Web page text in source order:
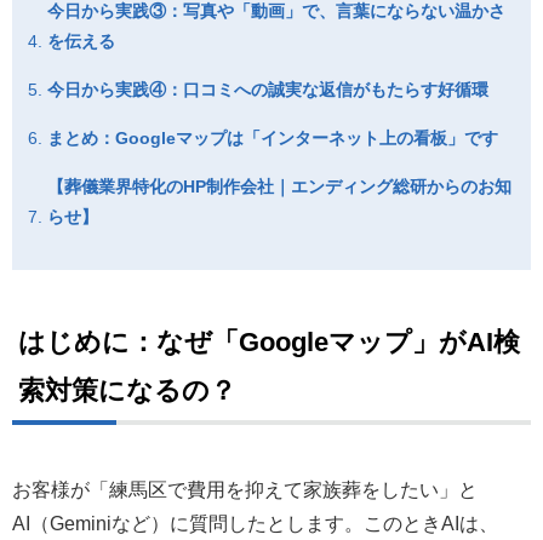
今日から実践③：写真や「動画」で、言葉にならない温かさ
を伝える
今日から実践④：口コミへの誠実な返信がもたらす好循環
まとめ：Googleマップは「インターネット上の看板」です
【葬儀業界特化のHP制作会社｜エンディング総研からのお知
らせ】
はじめに：なぜ「Googleマップ」がAI検
索対策になるの？
お客様が「練馬区で費用を抑えて家族葬をしたい」と
AI（Geminiなど）に質問したとします。このときAIは、